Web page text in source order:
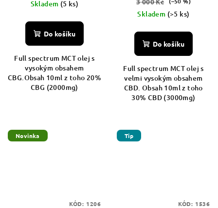
Skladem (5 ks)
Do košíku
Full spectrum MCT olej s
vysokým obsahem
CBG.Obsah 10ml z toho 20%
CBG (2000mg)
Skladem (>5 ks)
Do košíku
Full spectrum MCT olej s
velmi vysokým obsahem
CBD. Obsah 10ml z toho
30% CBD (3000mg)
Novinka
KÓD: 1206
Tip
KÓD: 1536